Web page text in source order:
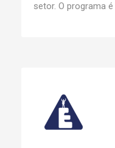
setor. O programa é